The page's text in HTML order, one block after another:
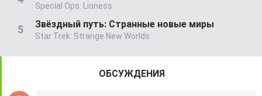
Special Ops: Lioness
Звёздный путь: Странные новые миры
Star Trek: Strange New Worlds
ОБСУЖДЕНИЯ